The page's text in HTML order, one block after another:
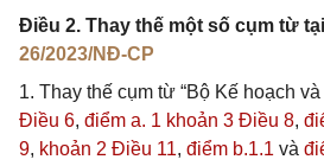
Điều 2. Thay thế một số cụm từ
26/2023/NĐ-CP
1. Thay thế cụm từ “Bộ Kế hoạch
Điều 6, điểm a. 1 khoản 3 Điều 8,
9, khoản 2 Điều 11, điểm b.1.1 và